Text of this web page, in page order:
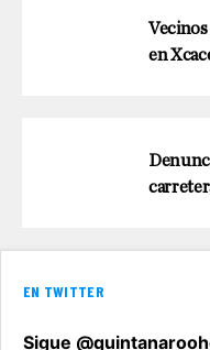
en
EN TWITTER
Sigue